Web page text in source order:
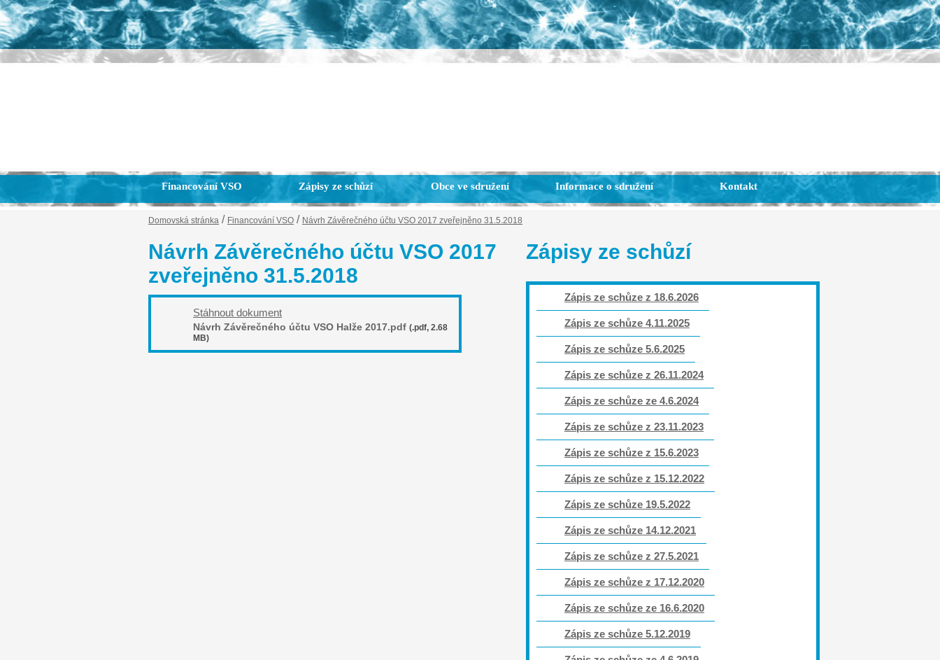
Financování VSO Zápisy ze schůzí Obce ve sdružení Informace o sdružení Kontakt
Domovská stránka / Financování VSO / Návrh Závěrečného účtu VSO 2017 zveřejněno 31.5.2018
Návrh Závěrečného účtu VSO 2017
zveřejněno 31.5.2018
Stáhnout dokument
Návrh Závěrečného účtu VSO Halže 2017.pdf (.pdf, 2.68
MB)
Zápisy ze schůzí
Zápis ze schůze z 18.6.2026
Zápis ze schůze 4.11.2025
Zápis ze schůze 5.6.2025
Zápis ze schůze z 26.11.2024
Zápis ze schůze ze 4.6.2024
Zápis ze schůze z 23.11.2023
Zápis ze schůze z 15.6.2023
Zápis ze schůze z 15.12.2022
Zápis ze schůze 19.5.2022
Zápis ze schůze 14.12.2021
Zápis ze schůze z 27.5.2021
Zápis ze schůze z 17.12.2020
Zápis ze schůze ze 16.6.2020
Zápis ze schůze 5.12.2019